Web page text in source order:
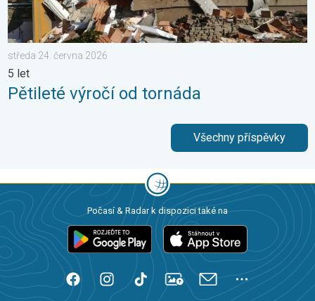
středa 24. června 2026
5 let
Pětileté výročí od tornáda
Všechny příspěvky
Počasí & Radar k dispozici také na